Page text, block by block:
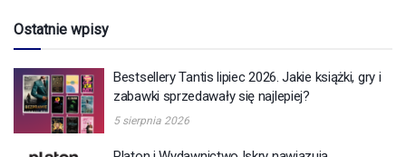
Ostatnie wpisy
Bestsellery Tantis lipiec 2026. Jakie książki, gry i
zabawki sprzedawały się najlepiej?
5 sierpnia 2026